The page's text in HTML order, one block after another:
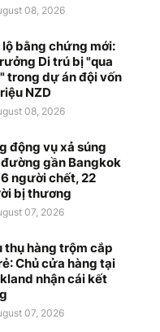
08, 2026
bằng chứng mới:
Di trú bị "qua
trong dự án đội vốn
NZD
08, 2026
động vụ xả súng
gần Bangkok
người chết, 22
bị thương
07, 2026
thụ hàng trộm cắp
Chủ cửa hàng tại
nhận cái kết
07, 2026